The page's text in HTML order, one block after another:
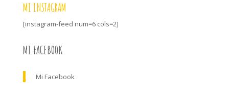
MI INSTAGRAM
[instagram-feed num=6 cols=2]
MI FACEBOOK
Mi Facebook